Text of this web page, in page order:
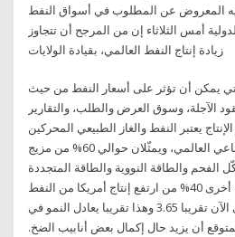
المعروض عن المطلوب في أسواق النفط
أمس الثلاثاء إن من المرجح أن تتجاوز
زيادة إنتاج النفط العالمي، بقيادة الولايات
يمكن أن تؤثر على أسعار النفط من حيث
الآجلة، وسوق العرض والطلب، والتقارير
يعتبر النفط والغاز الطبيعي المحركين
الرئيسيين للإقتصاد الصناعي العالمي، ويمثّلان حوالي 60% من مزيج
الفحم والطاقة النووية والطاقة المتجددة
ومجموعة من مصادر ثانوية أخرى 40% من ارتفع إنتاج أمريكا من النفط
الصخري منذ نهاية 2016 إلى الآن تقريبا 3.65 وهذا تقريبا يعادل النمو في
أن يزيد حال إكمال بعض أنابيب الضخ.